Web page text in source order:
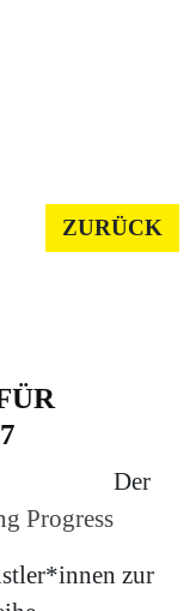
ZURÜCK
Progress
Der
zur